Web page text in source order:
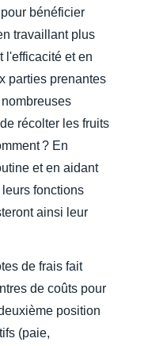
(English)
bénéficier
travaillant plus
l'efficacité et en
parties prenantes
récolter les fruits
? En
et en aidant
fonctions
ainsi leur
de frais fait
de coûts pour
position
(paie,